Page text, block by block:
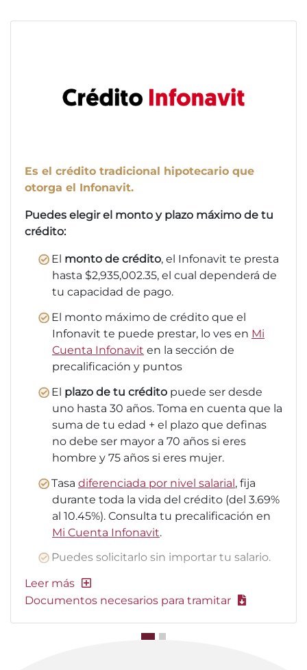
Es el crédito tradicional hipotecario que
otorga el Infonavit.
Puedes elegir el monto y plazo máximo de tu
crédito:
El monto de crédito, el Infonavit te presta
hasta $2,935,002.35, el cual dependerá de
tu capacidad de pago.
El monto máximo de crédito que el
Infonavit te puede prestar, lo ves en Mi
Cuenta Infonavit en la sección de
precalificación y puntos
El plazo de tu crédito puede ser desde
uno hasta 30 años. Toma en cuenta que la
suma de tu edad + el plazo que definas
no debe ser mayor a 70 años si eres
hombre y 75 años si eres mujer.
Tasa diferenciada por nivel salarial, fija
durante toda la vida del crédito (del 3.69%
al 10.45%). Consulta tu precalificación en
Mi Cuenta Infonavit.
Puedes solicitarlo sin importar tu salario.
Documentos necesarios para tramitar